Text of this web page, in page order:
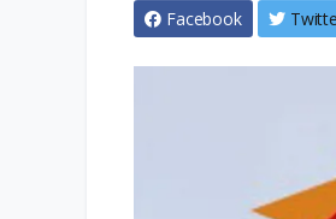
Facebook